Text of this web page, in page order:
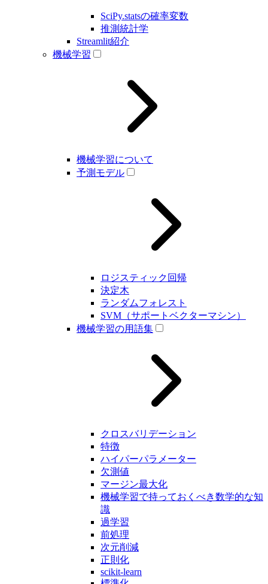
SciPy.statsの確率変数
推測統計学
Streamlit紹介
機械学習
機械学習について
予測モデル
ロジスティック回帰
決定木
ランダムフォレスト
SVM（サポートベクターマシン）
機械学習の用語集
クロスバリデーション
特徴
ハイパーパラメーター
欠測値
マージン最大化
機械学習で持っておくべき数学的な知
識
過学習
前処理
次元削減
正則化
scikit-learn